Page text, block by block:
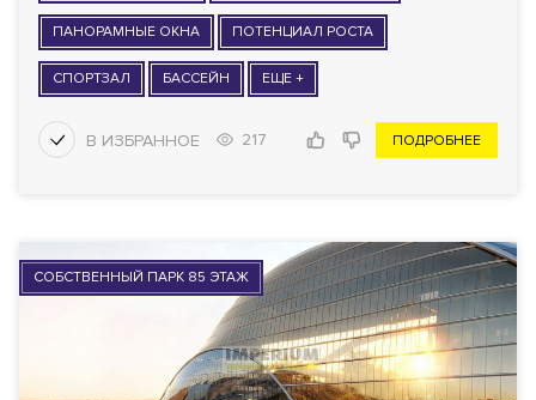
ПАНОРАМНЫЕ ОКНА ПОТЕНЦИАЛ РОСТА
СПОРТЗАЛ БАССЕЙН ЕЩЕ +
217 ПОДРОБНЕЕ
СОБСТВЕННЫЙ ПАРК 85 ЭТАЖ